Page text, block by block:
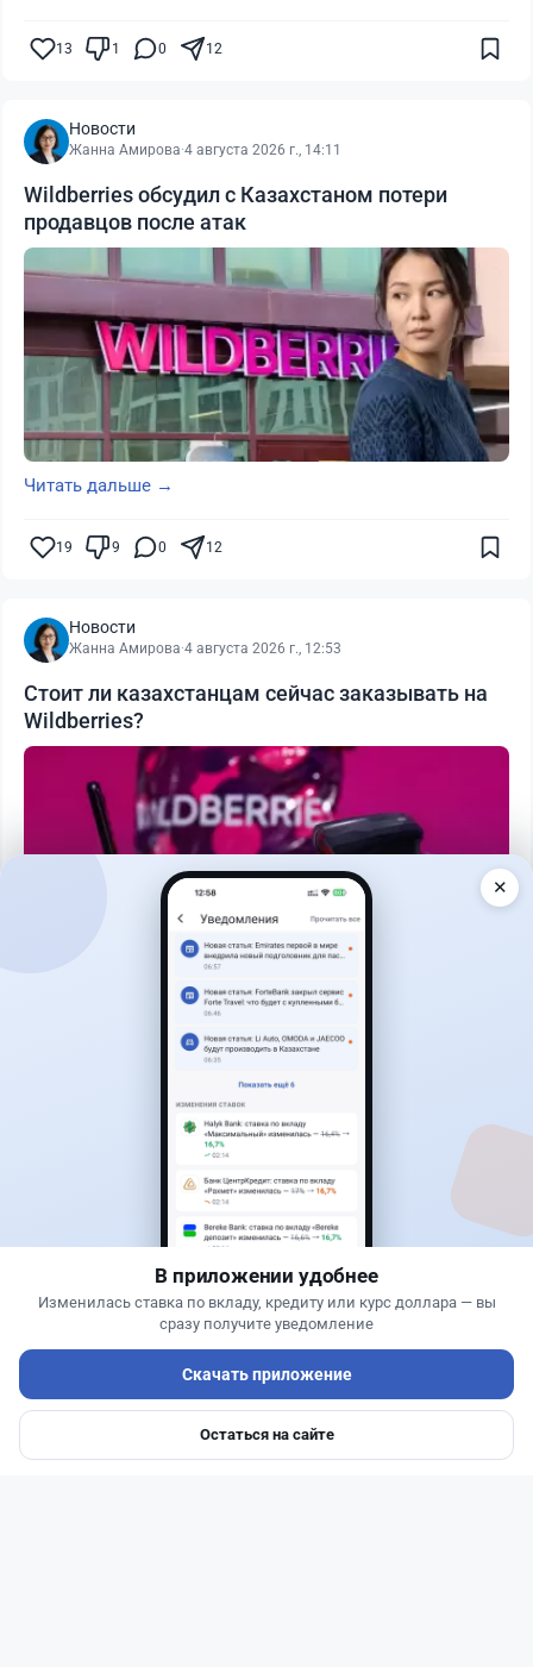
13 1 0 12
Новости
Жанна Амирова·4 августа 2026 г., 14:11
Wildberries обсудил с Казахстаном потери
продавцов после атак
Читать дальше →
19 9 0 12
Новости
Жанна Амирова·4 августа 2026 г., 12:53
Стоит ли казахстанцам сейчас заказывать на
Wildberries?
0
3 августа 2026 г., 22:30
Почему Китай вкладывает миллиарды в недра
Казахстана и что получит страна
Ипотеки Авто
✕
В приложении удобнее
Изменилась ставка по вкладу, кредиту или курс доллара — вы
сразу получите уведомление
Скачать приложение
Остаться на сайте